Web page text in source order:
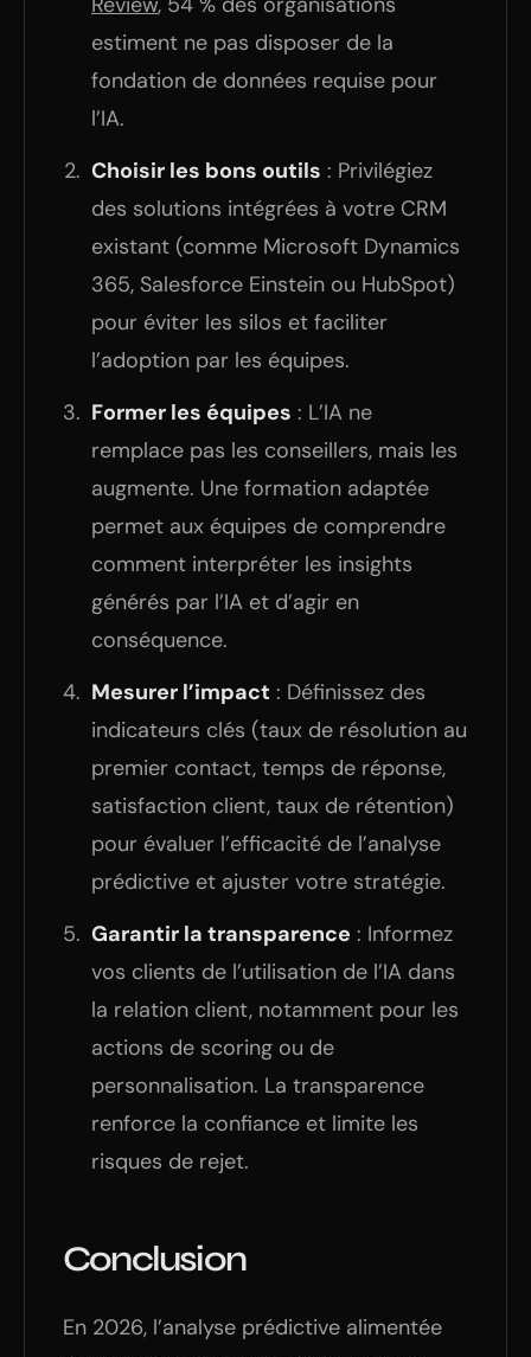
estiment ne pas disposer de la
fondation de données requise pour
l’IA.
Choisir les bons outils : Privilégiez
des solutions intégrées à votre CRM
existant (comme Microsoft Dynamics
365, Salesforce Einstein ou HubSpot)
pour éviter les silos et faciliter
l’adoption par les équipes.
Former les équipes : L’IA ne
remplace pas les conseillers, mais les
augmente. Une formation adaptée
permet aux équipes de comprendre
comment interpréter les insights
générés par l’IA et d’agir en
conséquence.
Mesurer l’impact : Définissez des
indicateurs clés (taux de résolution au
premier contact, temps de réponse,
satisfaction client, taux de rétention)
pour évaluer l’efficacité de l’analyse
prédictive et ajuster votre stratégie.
Garantir la transparence : Informez
vos clients de l’utilisation de l’IA dans
la relation client, notamment pour les
actions de scoring ou de
personnalisation. La transparence
renforce la confiance et limite les
risques de rejet.
Conclusion
En 2026, l’analyse prédictive alimentée